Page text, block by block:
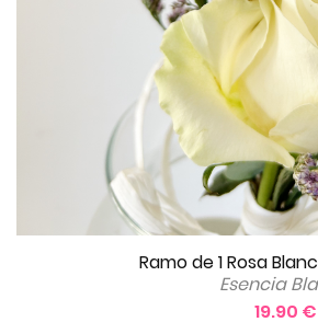
Ramo de 1 Rosa
Esencia
19.90 €